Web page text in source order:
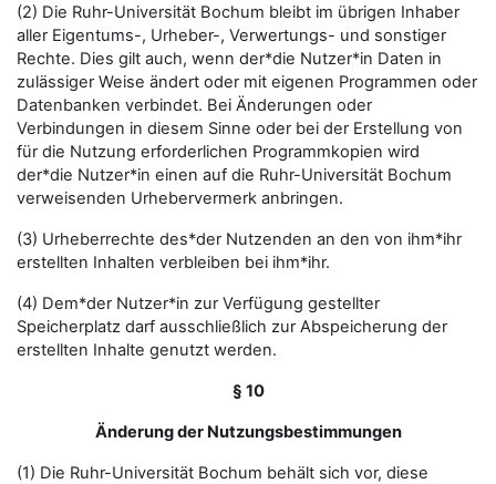
(2) Die Ruhr-Universität Bochum bleibt im übrigen Inhaber
aller Eigentums-, Urheber-, Verwertungs- und sonstiger
Rechte. Dies gilt auch, wenn der*die Nutzer*in Daten in
zulässiger Weise ändert oder mit eigenen Programmen oder
Datenbanken verbindet. Bei Änderungen oder
Verbindungen in diesem Sinne oder bei der Erstellung von
für die Nutzung erforderlichen Programmkopien wird
der*die Nutzer*in einen auf die Ruhr-Universität Bochum
verweisenden Urhebervermerk anbringen.
(3) Urheberrechte des*der Nutzenden an den von ihm*ihr
erstellten Inhalten verbleiben bei ihm*ihr.
(4) Dem*der Nutzer*in zur Verfügung gestellter
Speicherplatz darf ausschließlich zur Abspeicherung der
erstellten Inhalte genutzt werden.
§ 10
Änderung der Nutzungsbestimmungen
(1) Die Ruhr-Universität Bochum behält sich vor, diese